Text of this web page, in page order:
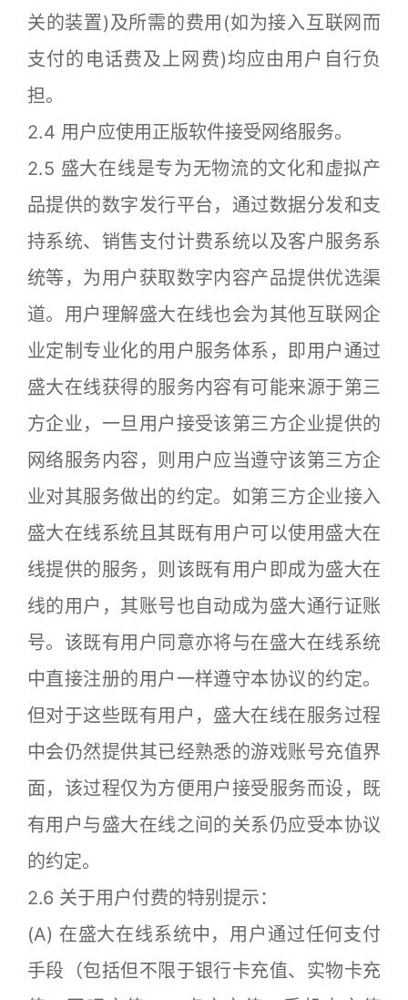
关的装置)及所需的费用(如为接入互联网而
支付的电话费及上网费)均应由用户自行负
担。
2.4 用户应使用正版软件接受网络服务。
2.5 盛大在线是专为无物流的文化和虚拟产
品提供的数字发行平台，通过数据分发和支
持系统、销售支付计费系统以及客户服务系
统等，为用户获取数字内容产品提供优选渠
道。用户理解盛大在线也会为其他互联网企
业定制专业化的用户服务体系，即用户通过
盛大在线获得的服务内容有可能来源于第三
方企业，一旦用户接受该第三方企业提供的
网络服务内容，则用户应当遵守该第三方企
业对其服务做出的约定。如第三方企业接入
盛大在线系统且其既有用户可以使用盛大在
线提供的服务，则该既有用户即成为盛大在
线的用户，其账号也自动成为盛大通行证账
号。该既有用户同意亦将与在盛大在线系统
中直接注册的用户一样遵守本协议的约定。
但对于这些既有用户，盛大在线在服务过程
中会仍然提供其已经熟悉的游戏账号充值界
面，该过程仅为方便用户接受服务而设，既
有用户与盛大在线之间的关系仍应受本协议
的约定。
2.6 关于用户付费的特别提示：
(A) 在盛大在线系统中，用户通过任何支付
手段（包括但不限于银行卡充值、实物卡充